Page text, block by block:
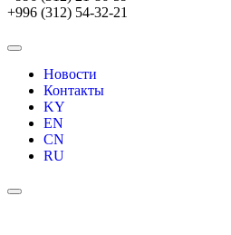
+996 (312) 54-32-21
Новости
Контакты
KY
EN
CN
RU